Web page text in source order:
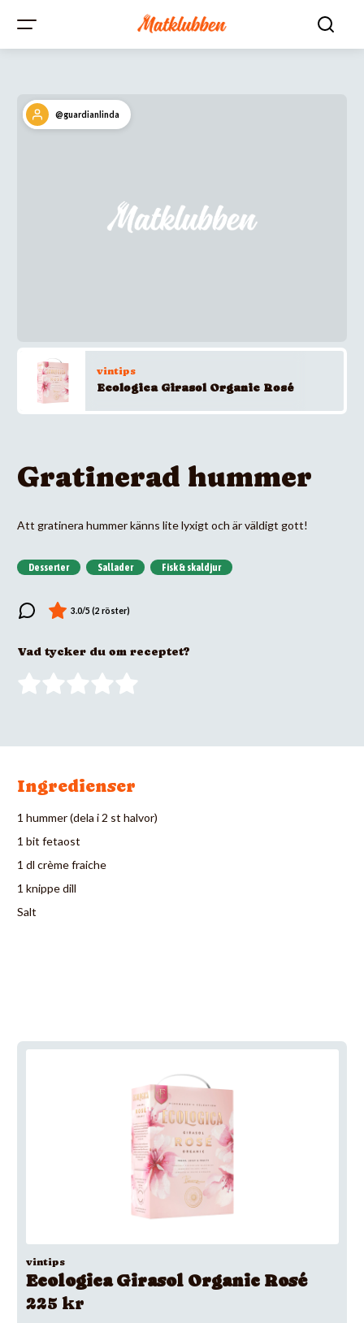
@guardianlinda
vintips
Ecologica Girasol Organic Rosé
Gratinerad hummer
Att gratinera hummer känns lite lyxigt och är väldigt gott!
Desserter Sallader Fisk & skaldjur
Vad tycker du om receptet?
Ingredienser
1 hummer (dela i 2 st halvor)
1 bit fetaost
1 dl crème fraiche
1 knippe dill
Salt
vintips
Ecologica Girasol Organic Rosé
225 kr